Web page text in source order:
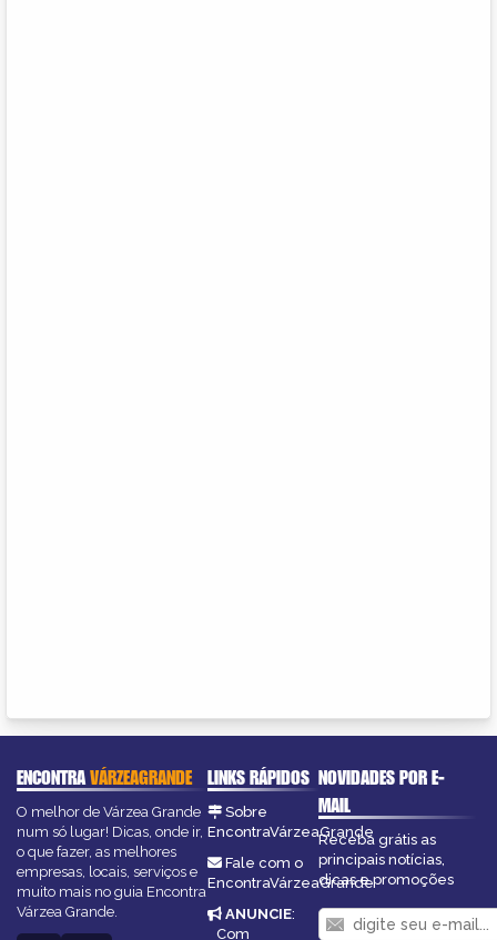
ENCONTRAVÁRZEAGRANDE
O melhor de Várzea Grande
num só lugar! Dicas, onde ir,
o que fazer, as melhores
empresas, locais, serviços e
muito mais no guia Encontra
Várzea Grande.
LINKS RÁPIDOS
Sobre
EncontraVárzeaGrande
Fale com o
EncontraVárzeaGrande
ANUNCIE:
Com
NOVIDADES POR E-
MAIL
Receba grátis as
principais notícias,
dicas e promoções